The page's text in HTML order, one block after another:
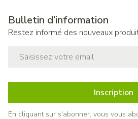
Bulletin d’information
Restez informé des nouveaux
Inscription
En cliquant sur s'abonner, vous vous